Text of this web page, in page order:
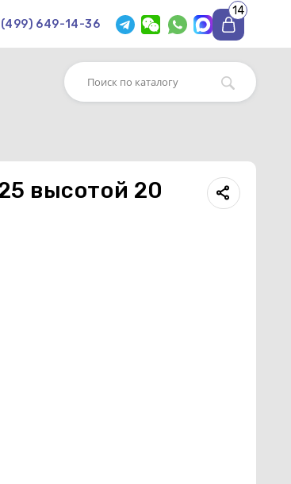
14
(499) 649-14-36
высотой 20